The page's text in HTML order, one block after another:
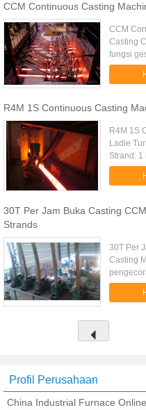
CCM Continuous Casting
CCM
Casting
fungsi
dengan
Dasar
R4M 1S Continuous Casting
R4M 1S
Ladle
Strand:
dengan
dapat
30T Per Jam Buka Casting
Strands
30T Per
Casting
baja
dengan
Profil Perusahaan
China Industrial Furnace